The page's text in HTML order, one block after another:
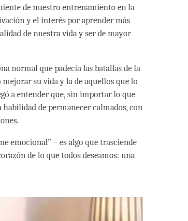
de nuestro entrenamiento en la
y el interés por aprender más
de nuestra vida y ser de mayor
normal que padecía las batallas de la
su vida y la de aquellos que lo
a entender que, sin importar lo que
de permanecer calmados, con
emocional” – es algo que trasciende
de lo que todos deseamos: una